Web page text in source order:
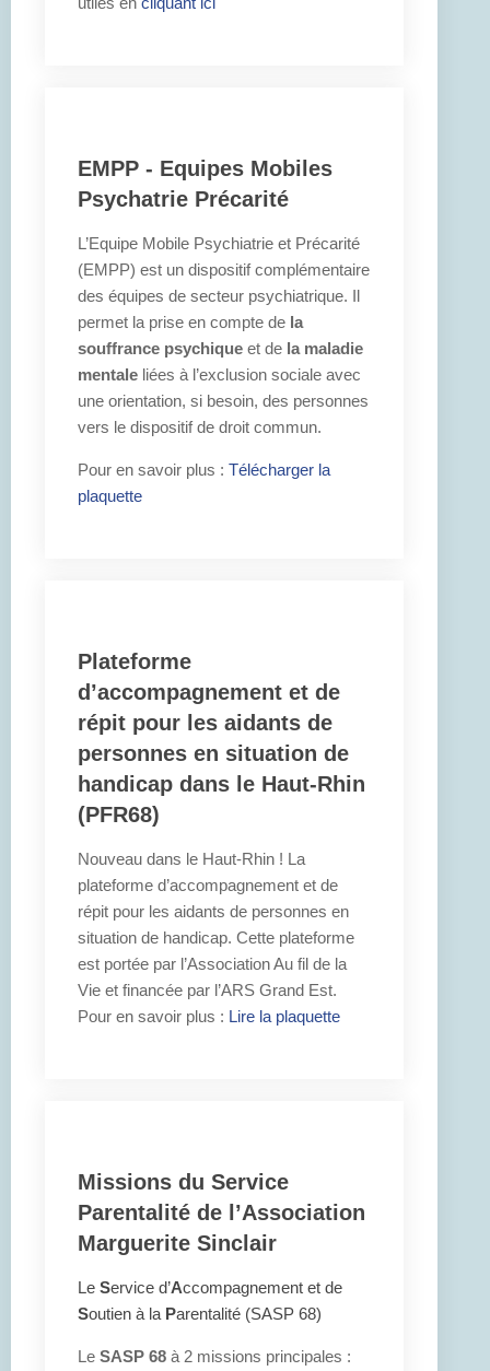
EMPP - Equipes Mobiles
Psychatrie Précarité
L’Equipe Mobile Psychiatrie et Précarité
(EMPP) est un dispositif complémentaire
des équipes de secteur psychiatrique. Il
permet la prise en compte de la
souffrance psychique et de la maladie
mentale liées à l’exclusion sociale avec
une orientation, si besoin, des personnes
vers le dispositif de droit commun.
Pour en savoir plus : Télécharger la
plaquette
Plateforme
d’accompagnement et de
répit pour les aidants de
personnes en situation de
handicap dans le Haut-Rhin
(PFR68)
Nouveau dans le Haut-Rhin ! La
plateforme d’accompagnement et de
répit pour les aidants de personnes en
situation de handicap. Cette plateforme
est portée par l’Association Au fil de la
Vie et financée par l’ARS Grand Est.
Pour en savoir plus : Lire la plaquette
Missions du Service
Parentalité de l’Association
Marguerite Sinclair
Le Service d’Accompagnement et de
Soutien à la Parentalité (SASP 68)
Le SASP 68 à 2 missions principales :